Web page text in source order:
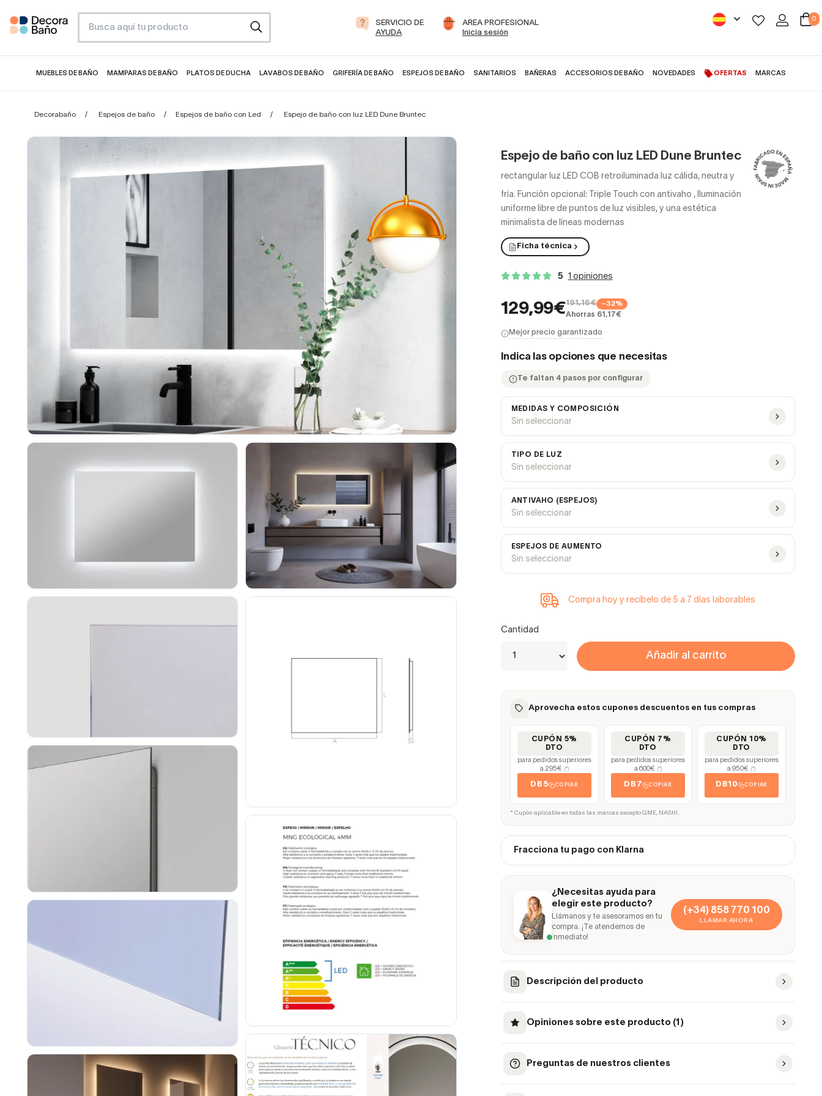
SERVICIO DE
AYUDA
AREA PROFESIONAL
Inicia sesión
0
MUEBLES DE BAÑO MAMPARAS DE BAÑO PLATOS DE DUCHA LAVABOS DE BAÑO GRIFERÍA DE BAÑO ESPEJOS DE BAÑO SANITARIOS BAÑERAS ACCESORIOS DE BAÑO NOVEDADES OFERTAS MARCAS
Decorabaño Espejos de baño Espejos de baño con Led Espejo de baño con luz LED Dune Bruntec
Espejo de baño con luz LED Dune Bruntec
rectangular luz LED COB retroiluminada luz cálida, neutra y
fría. Función opcional: Triple Touch con antivaho ,
Iluminación
uniforme libre de puntos de luz visibles, y una estética
minimalista de líneas modernas
Ficha técnica
5 1 opiniones
129,99€191,16€ −32%
Ahorras 61,17€
Mejor precio garantizado
Indica las opciones que necesitas
Te faltan 4 pasos por configurar
MEDIDAS Y COMPOSICIÓN
Sin seleccionar
TIPO DE LUZ
Sin seleccionar
ANTIVAHO (ESPEJOS)
Sin seleccionar
ESPEJOS DE AUMENTO
Sin seleccionar
Compra hoy y recíbelo de 5 a 7 días laborables
Cantidad
Añadir al carrito
Aprovecha estos cupones descuentos en tus compras
CUPÓN 5%
DTO
para pedidos superiores
a 295€
(*)
DB5 COPIAR
CUPÓN 7%
DTO
para pedidos superiores
a 600€
(*)
DB7 COPIAR
CUPÓN 10%
DTO
para pedidos superiores
a 950€
(*)
DB10 COPIAR
* Cupón aplicable en todas las marcas excepto GME, NASHI.
Fracciona tu pago con Klarna
¿Necesitas ayuda para
elegir este producto?
Llámanos y te asesoramos en tu
compra. ¡Te atendemos de
inmediato!
(+34) 858 770 100
LLAMAR AHORA
Descripción del producto
Opiniones sobre este producto (1)
Preguntas de nuestros clientes